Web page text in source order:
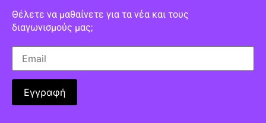
Θέλετε να μαθαίνετε για τα νέα και τους
διαγωνισμούς μας;